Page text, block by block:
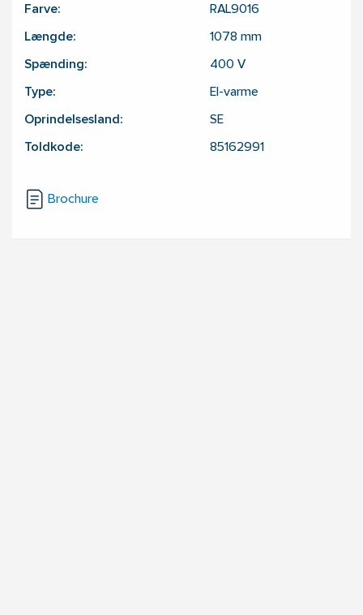
Farve: RAL9016
Længde: 1078 mm
Spænding: 400 V
Type: El-varme
Oprindelsesland: SE
Toldkode: 85162991
Brochure